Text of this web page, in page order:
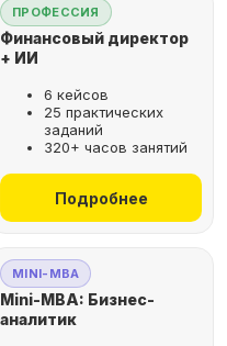
ПРОФЕССИЯ
Финансовый директор
+ ИИ
6 кейсов
25 практических
заданий
320+ часов занятий
Подробнее
MINI-MBA
Mini-MBA: Бизнес-
аналитик